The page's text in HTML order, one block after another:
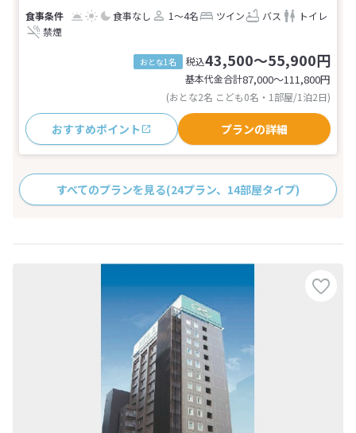
食事なし 1～4名 ツイン バス
トイレ
禁煙
おとな1名 税込43,500～55,900円
基本代金合計87,000〜111,800円
(おとな2名 こども0名・1部屋/1泊2日)
おすすめポイント プランの詳細
すべてのプランを見る(24プラン、14部屋タイプ)